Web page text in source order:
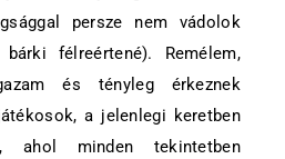
persze nem vádolok
félreértené). Remélem,
és tényleg érkeznek
a jelenlegi keretben
ahol minden tekintetben